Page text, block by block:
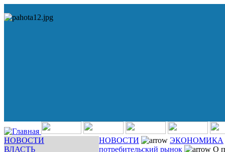
НОВОСТИ
ВЛАСТЬ
НОВОСТИ
ЭКОНОМИКА
потребительский рынок
О